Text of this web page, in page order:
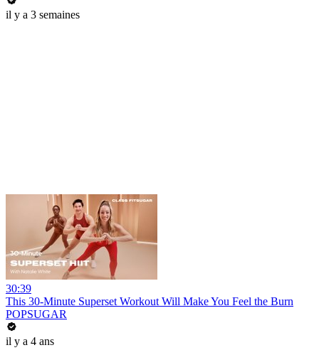
il y a 3 semaines
30:39
This 30-Minute Superset Workout Will Make You Feel the Burn
POPSUGAR
il y a 4 ans